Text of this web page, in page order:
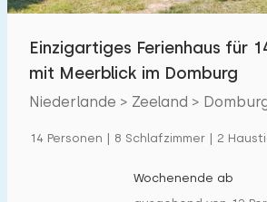
Entfernungen
Zum Meer(max. km):
Zum Wald(max. km):
5 10
Einzigartiges Ferienhaus für
mit Meerblick im Domburg
Niederlande > Zeeland >
14 Personen | 8 Schlafzimmer | 2
Wochenende ab